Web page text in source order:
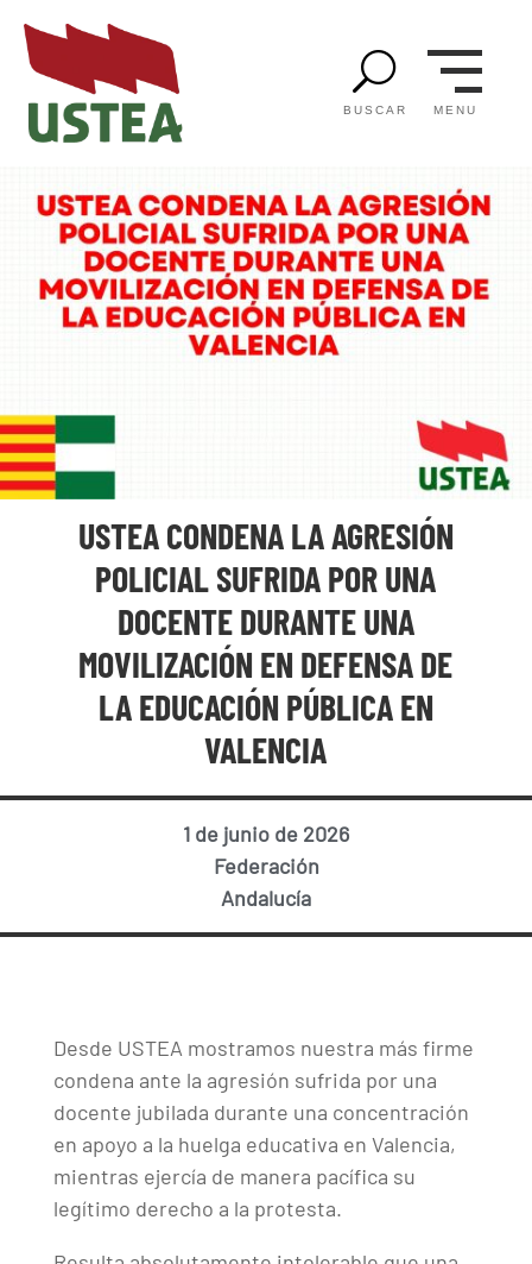
U
BUSCAR MENU
USTEA CONDENA LA AGRESIÓN
POLICIAL SUFRIDA POR UNA
DOCENTE DURANTE UNA
MOVILIZACIÓN EN DEFENSA DE
LA EDUCACIÓN PÚBLICA EN
VALENCIA
1 de junio de 2026
Federación
Andalucía
Desde USTEA mostramos nuestra más firme
condena ante la agresión sufrida por una
docente jubilada durante una concentración
en apoyo a la huelga educativa en Valencia,
mientras ejercía de manera pacífica su
legítimo derecho a la protesta.